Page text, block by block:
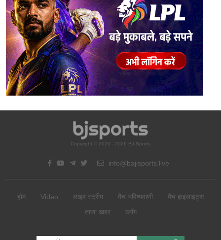
Copyright © 2020 - 2026 BJ Sports
info@bajisports.live
होम Video लाइव स्ट्रीम मैच भविष्यवाणी
मैच हाइलाइट्स
ताजा खबर
ब्लॉग